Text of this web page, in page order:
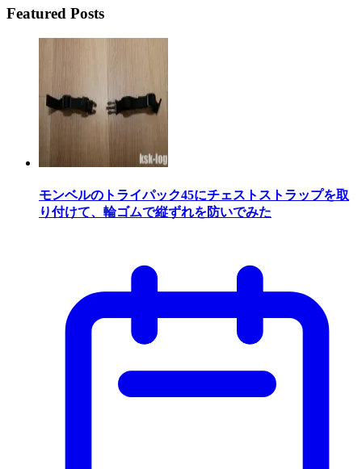
Featured Posts
モンベルのトライパック45にチェストストラップを取
り付けて、輪ゴムで縦ずれを防いでみた